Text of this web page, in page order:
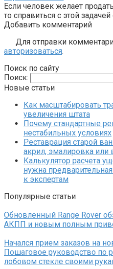
Если человек желает
то справиться с этой
Добавить комментарий
Для отправки
авторизоваться.
Поиск по сайту
Поиск:
Новые статьи
Как масштабировать
увеличения штата
Почему стандартные
нестабильных условиях
Реставрация старой
акрил, эмалировка
Калькулятор расчета
нужна
к экспертам
Популярные статьи
Обновленный Range Rover
АКПП и новым полным
Начался прием заказов на
Пошаговое руководство по
лобовом стекле своими